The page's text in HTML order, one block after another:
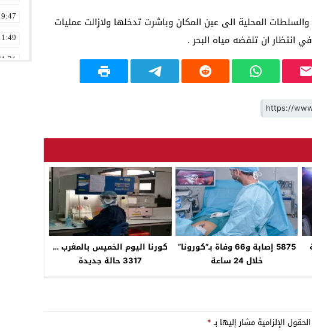
المحلية الى عين المكان وباشرت تدخلها ولازالت عمليات
انتظار ان تلفضه مياه البحر .
5875 إصابة و66 وفاة بـ”كورونا”
خلال 24 ساعة
كورنا اليوم الخميس بالمغرب …
3317 حالة جديدة
الحقول الإلزامية مشار إليها بـ*